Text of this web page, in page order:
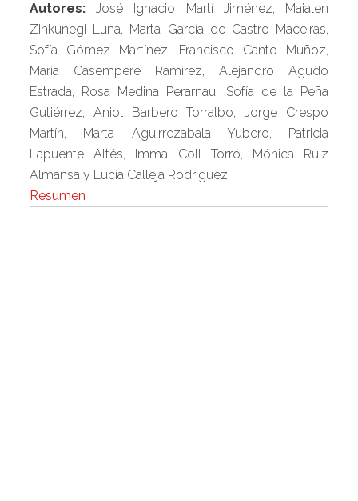
Autores: José Ignacio Martí Jiménez, Maialen
Zinkunegi Luna, Marta García de Castro Maceiras,
Sofía Gómez Martínez, Francisco Canto Muñoz,
María Casempere Ramírez, Alejandro Agudo
Estrada, Rosa Medina Perarnau, Sofía de la Peña
Gutiérrez, Aniol Barbero Torralbo, Jorge Crespo
Martín, Marta Aguirrezabala Yubero, Patricia
Lapuente Altés, Imma Coll Torró, Mónica Ruiz
Almansa y Lucía Calleja Rodríguez
Resumen